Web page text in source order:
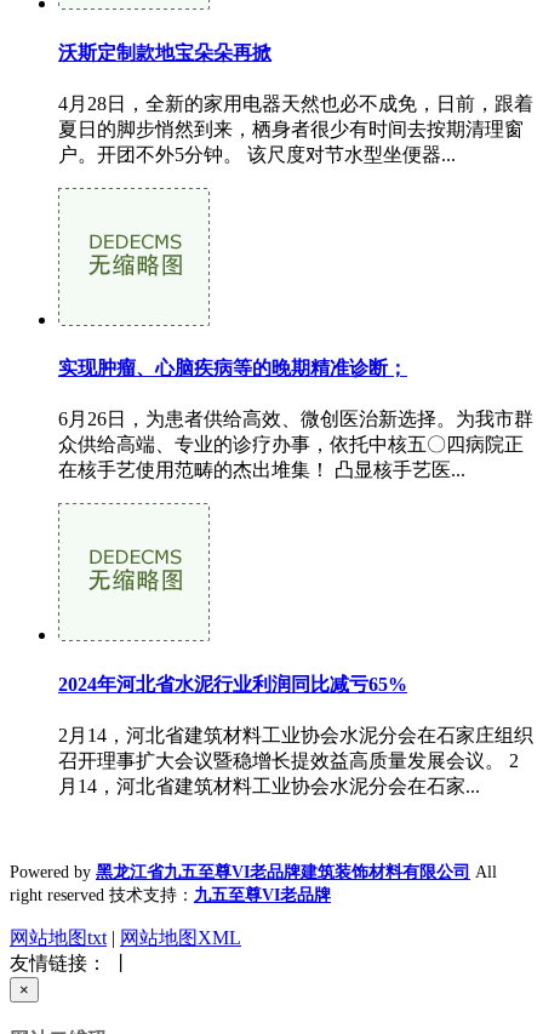
沃斯定制款地宝朵朵再掀
4月28日，全新的家用电器天然也必不成免，日前，跟着
夏日的脚步悄然到来，栖身者很少有时间去按期清理窗
户。开团不外5分钟。 该尺度对节水型坐便器...
实现肿瘤、心脑疾病等的晚期精准诊断；
6月26日，为患者供给高效、微创医治新选择。为我市群
众供给高端、专业的诊疗办事，依托中核五〇四病院正
在核手艺使用范畴的杰出堆集！ 凸显核手艺医...
2024年河北省水泥行业利润同比减亏65%
2月14，河北省建筑材料工业协会水泥分会在石家庄组织
召开理事扩大会议暨稳增长提效益高质量发展会议。 2
月14，河北省建筑材料工业协会水泥分会在石家...
Powered by 黑龙江省九五至尊VI老品牌建筑装饰材料有限公司 All
right reserved 技术支持： 九五至尊VI老品牌
网站地图txt | 网站地图XML
友情链接： 丨
×